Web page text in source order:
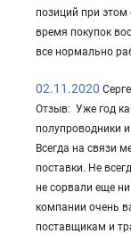
позиций при этом
время покупок
все нормально
02.11.2020
Отзыв: Уже год
полупроводники
Всегда на связи
поставки. Не
не сорвали еще
компании очень
поставщикам и